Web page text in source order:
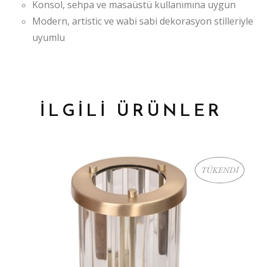
Konsol, sehpa ve masaüstü kullanımına uygun
Modern, artistic ve wabi sabi dekorasyon stilleriyle
uyumlu
İLGİLİ ÜRÜNLER
TÜKENDİ